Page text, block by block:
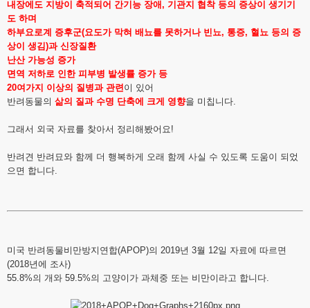
내장에도 지방이 축적되어 간기능 장애, 기관지 협착 등의 증상이 생기기
도 하며
하부요로계 증후군(요도가 막혀 배뇨를 못하거나 빈뇨, 통증, 혈뇨 등의 증
상이 생김)과 신장질환
난산 가능성 증가
면역 저하로 인한 피부병 발생률 증가 등
20여가지 이상의 질병과 관련이 있어
반려동물의 삶의 질과 수명 단축에 크게 영향을 미칩니다.
그래서 외국 자료를 찾아서 정리해봤어요!
반려견 반려묘와 함께 더 행복하게 오래 함께 사실 수 있도록 도움이 되었
으면 합니다.
미국 반려동물비만방지연합(APOP)의 2019년 3월 12일 자료에 따르면
(2018년에 조사)
55.8%의 개와 59.5%의 고양이가 과체중 또는 비만이라고 합니다.